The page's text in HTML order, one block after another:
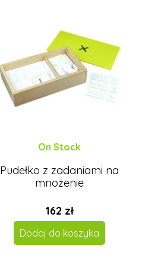
On Stock
Pudełko z zadaniami na
mnożenie
162 zł
Dodaj do koszyka